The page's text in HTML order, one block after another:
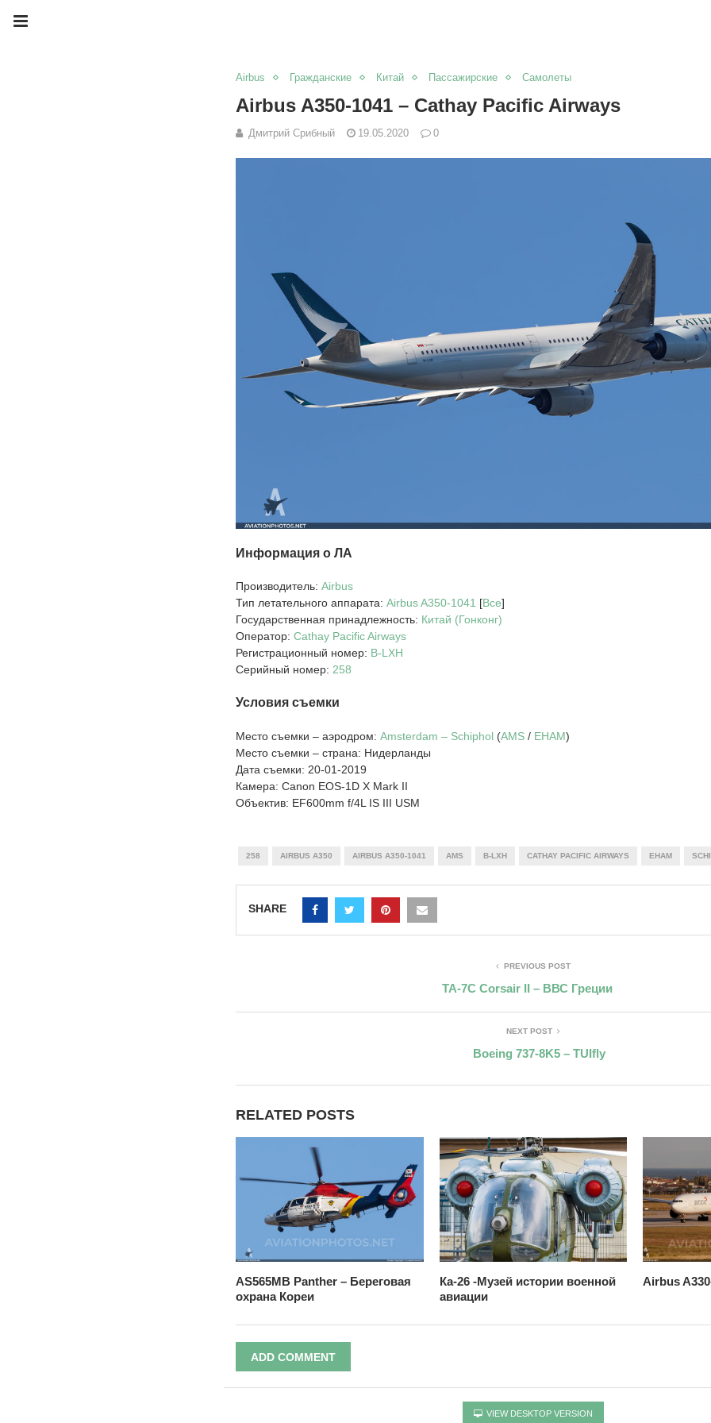
Airbus Гражданские Китай Пассажирские Самолеты
Airbus A350-1041 – Cathay Pacific Airways
Дмитрий Срибный 19.05.2020 0
Информация о ЛА
Производитель: Airbus
Тип летательного аппарата: Airbus A350-1041 [Все]
Государственная принадлежность: Китай (Гонконг)
Оператор: Cathay Pacific Airways
Регистрационный номер: B-LXH
Серийный номер: 258
Условия съемки
Место съемки – аэродром: Amsterdam – Schiphol (AMS / EHAM)
Место съемки – страна: Нидерланды
Дата съемки: 20-01-2019
Камера: Canon EOS-1D X Mark II
Объектив: EF600mm f/4L IS III USM
258 AIRBUS A350 AIRBUS A350-1041 AMS B-LXH CATHAY PACIFIC AIRWAYS EHAM
SHARE
PREVIOUS POST
TA-7C Corsair II – ВВС Греции
NEXT POST
Boeing 737-8K5 – TUIfly
RELATED POSTS
AS565MB Panther – Береговая
охрана Кореи
Ка-26 -Музей истории военной
авиации
Airbus
ADD COMMENT
VIEW DESKTOP VERSION